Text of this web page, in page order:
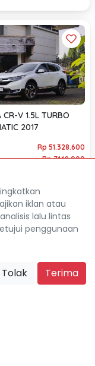
CR-V 1.5L TURBO
2017
Rp 51.328.600
Rp 7.148.000
Kota
iklan atau
lalu lintas
penggunaan
Tolak Terima